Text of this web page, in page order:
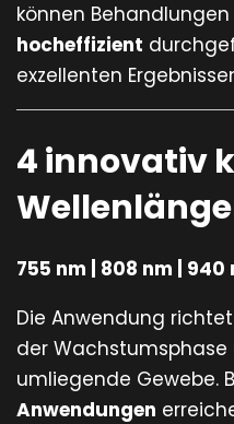
können Behandlungen
hocheffizient
exzellenten
4 innovativ
755 nm | 808 nm | 940
Die Anwendung
der
umliegende Gewebe.
Anwendungen